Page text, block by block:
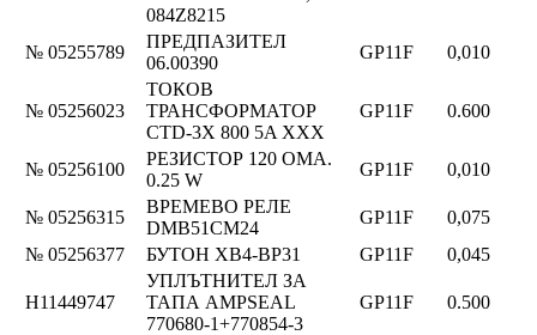
084Z8215
№ 05255789
ПРЕДПАЗИТЕЛ
06.00390
GP11F 0,010
№ 05256023
ТОКОВ
ТРАНСФОРМАТОР
CTD-3X 800 5A XXX
GP11F 0.600
№ 05256100
РЕЗИСТОР 120 ОМА.
0.25 W
GP11F 0,010
№ 05256315
ВРЕМЕВО РЕЛЕ
DMB51CM24
GP11F
0,075
№ 05256377
БУТОН XB4-BP31 GP11F 0,045
Н11449747
УПЛЪТНИТЕЛ ЗА
ТАПА AMPSEAL
770680-1+770854-3
GP11F 0.500